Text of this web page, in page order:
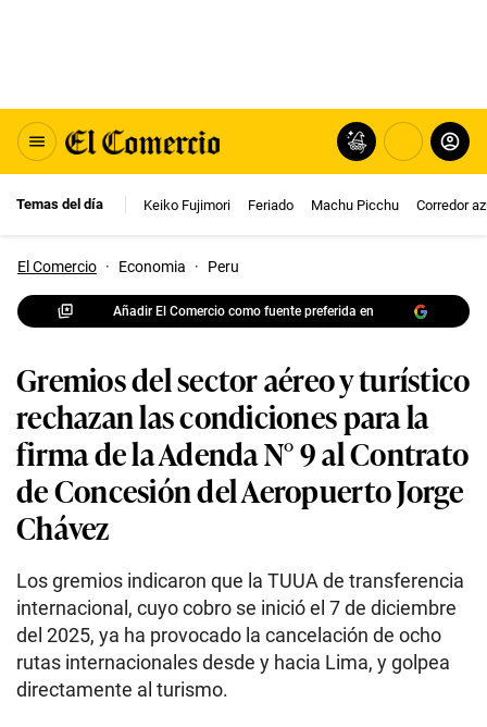
Temas del día Keiko Fujimori Feriado Machu Picchu Corredor
El Comercio · Economia · Peru
Añadir El Comercio como fuente preferida en
Gremios del sector aéreo y turístico
rechazan las condiciones para la
firma de la Adenda N° 9 al Contrato
de Concesión del Aeropuerto Jorge
Chávez
Los gremios indicaron que la TUUA de transferencia
internacional, cuyo cobro se inició el 7 de diciembre
del 2025, ya ha provocado la cancelación de ocho
rutas internacionales desde y hacia Lima, y golpea
directamente al turismo.